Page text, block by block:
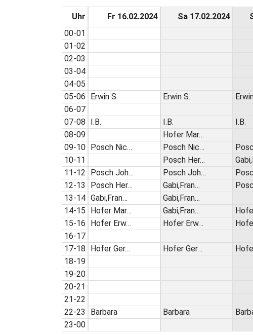
Uhr
00-01
01-02
02-03
03-04
04-05
05-06
06-07
07-08
08-09
09-10
10-11
11-12
12-13
13-14
14-15
15-16
16-17
17-18
18-19
19-20
20-21
21-22
22-23
23-00
Fr 16.02.2024
Erwin S.
I.B.
Posch Nic…
Posch Joh…
Posch Her…
Gabi,Fran…
Hofer Mar…
Hofer Erw…
Hofer Ger…
Barbara
Sa 17.02.2024
Erwin S.
I.B.
Hofer Mar…
Posch Nic…
Posch Her…
Posch Joh…
Gabi,Fran…
Gabi,Fran…
Gabi,Fran…
Hofer Erw…
Hofer Ger…
Barbara
I.B.